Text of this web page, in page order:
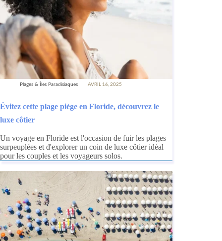
Plages & Îles Paradisiaques AVRIL 16, 2025
Évitez cette plage piège en Floride, découvrez le
luxe côtier
Un voyage en Floride est l'occasion de fuir les plages
surpeuplées et d'explorer un coin de luxe côtier idéal
pour les couples et les voyageurs solos.